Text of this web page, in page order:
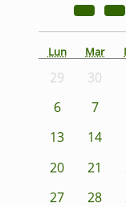
Lun Mar
29 30
6
7
13
14
20
21
27
28